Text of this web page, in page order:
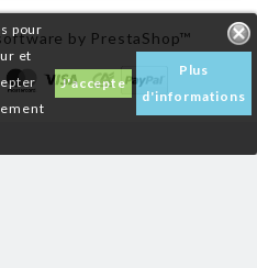
pour
et
J'accepte
Plus
d'informations
by PrestaShop™